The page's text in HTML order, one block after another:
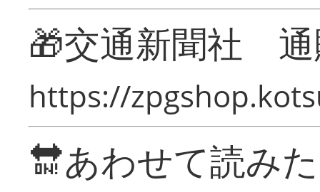
🎁交通新聞社
https://
🔛あわせて読み